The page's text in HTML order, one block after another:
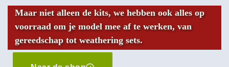
Maar niet alleen de kits, we hebben ook alles op
voorraad om je model mee af te werken, van
gereedschap tot weathering sets.